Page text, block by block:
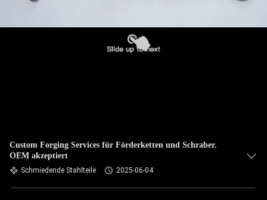
Custom Forging Services für Förderketten und Schraber.
OEM akzeptiert
Schmiedende Stahlteile 2025-06-04